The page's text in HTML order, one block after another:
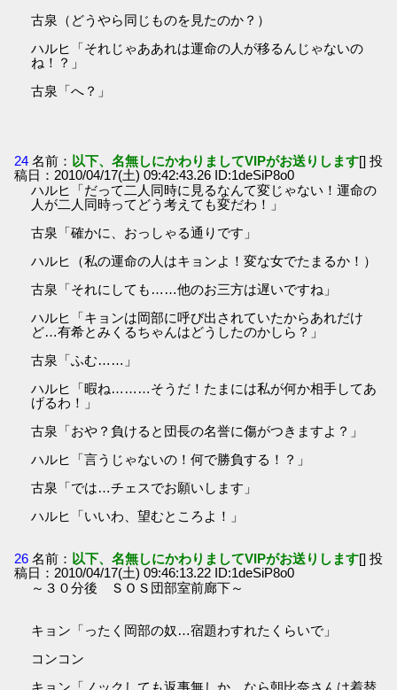
古泉（どうやら同じものを見たのか？）
ハルヒ「それじゃああれは運命の人が移るんじゃないの
ね！？」
古泉「へ？」
24 名前： 以下、名無しにかわりましてVIPがお送りします[] 投
稿日：2010/04/17(土) 09:42:43.26 ID:1deSiP8o0
ハルヒ「だって二人同時に見るなんて変じゃない！運命の
人が二人同時ってどう考えても変だわ！」
古泉「確かに、おっしゃる通りです」
ハルヒ（私の運命の人はキョンよ！変な女でたまるか！）
古泉「それにしても……他のお三方は遅いですね」
ハルヒ「キョンは岡部に呼び出されていたからあれだけ
ど…有希とみくるちゃんはどうしたのかしら？」
古泉「ふむ……」
ハルヒ「暇ね………そうだ！たまには私が何か相手してあ
げるわ！」
古泉「おや？負けると団長の名誉に傷がつきますよ？」
ハルヒ「言うじゃないの！何で勝負する！？」
古泉「では…チェスでお願いします」
ハルヒ「いいわ、望むところよ！」
26 名前： 以下、名無しにかわりましてVIPがお送りします[] 投
稿日：2010/04/17(土) 09:46:13.22 ID:1deSiP8o0
～３０分後 ＳＯＳ団部室前廊下～
キョン「ったく岡部の奴…宿題わすれたくらいで」
コンコン
キョン「ノックしても返事無しか…なら朝比奈さんは着替